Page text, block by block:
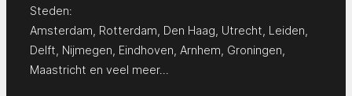
Steden:
Amsterdam Rotterdam Den Haag Utrecht Leiden
Delft Nijmegen Eindhoven Arnhem Groningen
Maastricht en veel meer…